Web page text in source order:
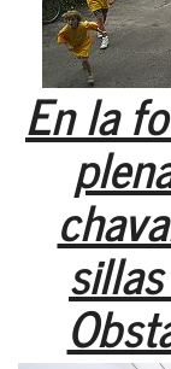
En la